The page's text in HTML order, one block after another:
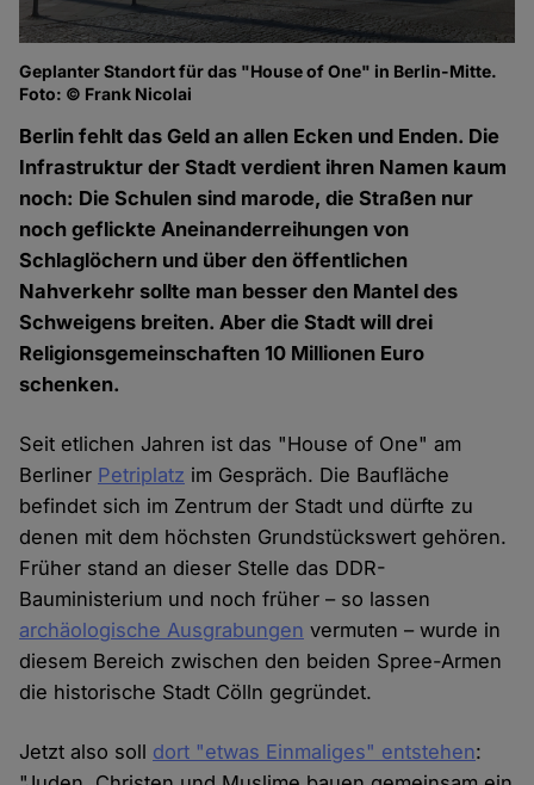
Geplanter Standort für das "House of One" in Berlin-Mitte.
Foto: © Frank Nicolai
Berlin fehlt das Geld an allen Ecken und Enden. Die
Infrastruktur der Stadt verdient ihren Namen kaum
noch: Die Schulen sind marode, die Straßen nur
noch geflickte Aneinanderreihungen von
Schlaglöchern und über den öffentlichen
Nahverkehr sollte man besser den Mantel des
Schweigens breiten. Aber die Stadt will drei
Religionsgemeinschaften 10 Millionen Euro
schenken.
Seit etlichen Jahren ist das "House of One" am
Berliner Petriplatz im Gespräch. Die Baufläche
befindet sich im Zentrum der Stadt und dürfte zu
denen mit dem höchsten Grundstückswert gehören.
Früher stand an dieser Stelle das DDR-
Bauministerium und noch früher – so lassen
archäologische Ausgrabungen vermuten – wurde in
diesem Bereich zwischen den beiden Spree-Armen
die historische Stadt Cölln gegründet.
Jetzt also soll dort "etwas Einmaliges" entstehen: